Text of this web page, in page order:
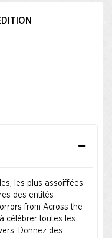
les plus assoiffées
des entités
from Across the
célébrer toutes les
Donnez des